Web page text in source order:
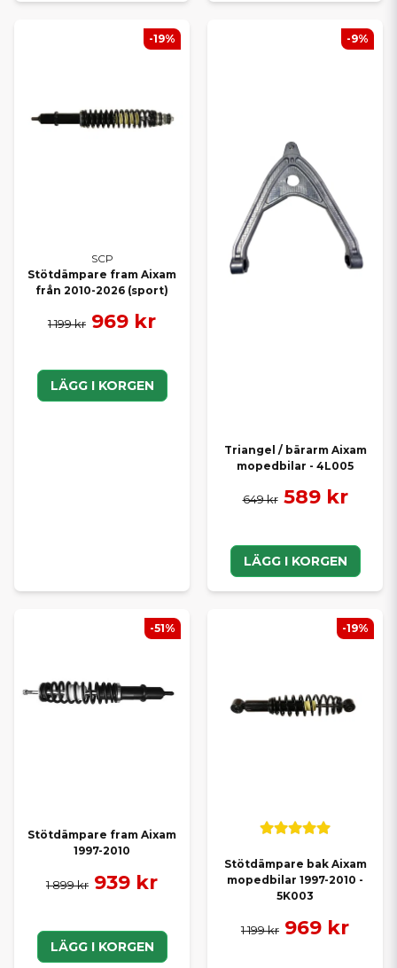
SCP
Stötdämpare fram Aixam
från 2010-2026 (sport)
1 199 kr 969 kr
LÄGG I KORGEN
-19%
Triangel / bärarm Aixam
mopedbilar - 4L005
649 kr 589 kr
LÄGG I KORGEN
-9%
Stötdämpare fram Aixam
1997-2010
1 899 kr 939 kr
LÄGG I KORGEN
-51%
Stötdämpare bak Aixam
mopedbilar 1997-2010 -
5K003
1 199 kr 969 kr
-19%